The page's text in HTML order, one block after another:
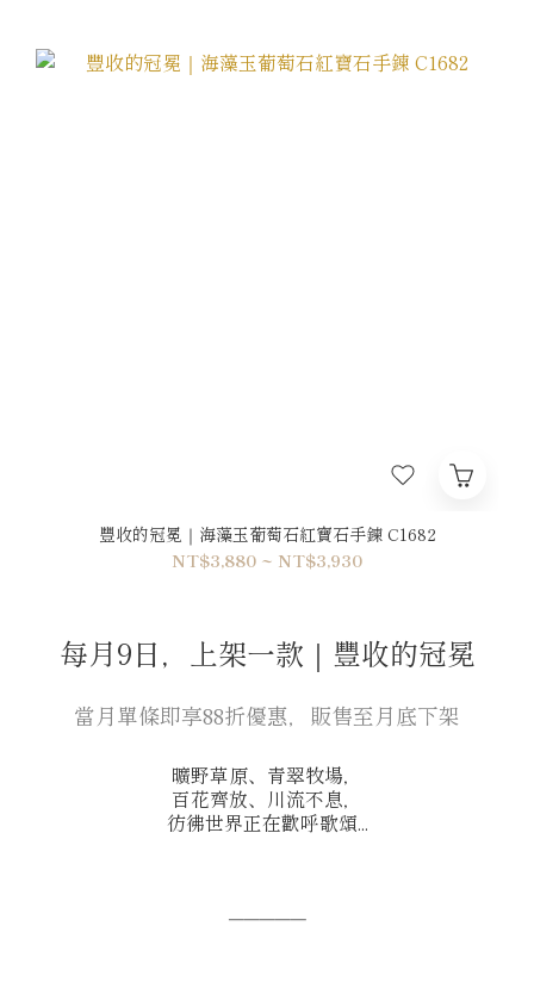
豐收的冠冕｜海藻玉葡萄石紅寶石手鍊 C1682
NT$3,880 ~ NT$3,930
每月9日，上架一款｜豐收的冠冕
當月單條即享88折優惠，販售至月底下架
曠野草原、青翠牧場，
百花齊放、川流不息，
彷彿世界正在歡呼歌頌...
─────